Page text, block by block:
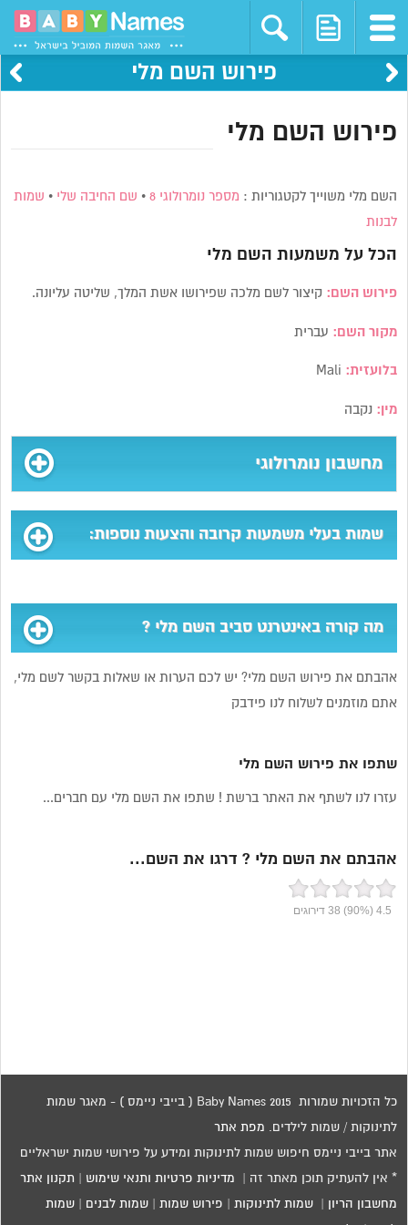
פירוש השם מלי
פירוש השם מלי
השם מלי משוייך לקטגוריות : מספר נומרולוגי 8 • שם החיבה שלי • שמות
לבנות
הכל על משמעות השם מלי
פירוש השם: קיצור לשם מלכה שפירושו אשת המלך, שליטה עליונה.
מקור השם: עברית
בלועזית:
מין: נקבה
מחשבון נומרולוגי
שמות בעלי משמעות קרובה והצעות נוספות:
מה קורה באינטרנט סביב השם מלי ?
אהבתם את פירוש השם מלי? יש לכם הערות או שאלות בקשר לשם מלי,
אתם מוזמנים לשלוח לנו פידבק
שתפו את פירוש השם מלי
עזרו לנו לשתף את האתר ברשת ! שתפו את השם מלי עם חברים...
אהבתם את השם מלי ? דרגו את השם...
4.5
(90%)
38 דירוגים
כל הזכויות שמורות 2015 Baby Names ( בייבי ניימס ) - מאגר שמות
לתינוקות / שמות לילדים. מפת אתר
אתר בייבי ניימס חיפוש שמות לתינוקות ומידע על פירושי שמות ישראליים
* אין להעתיק תוכן מאתר זה | מדיניות פרטיות ותנאי שימוש תקנון אתר
מחשבון הריון |שמות לתינוקות פירוש שמות |שמות לבנים |שמות